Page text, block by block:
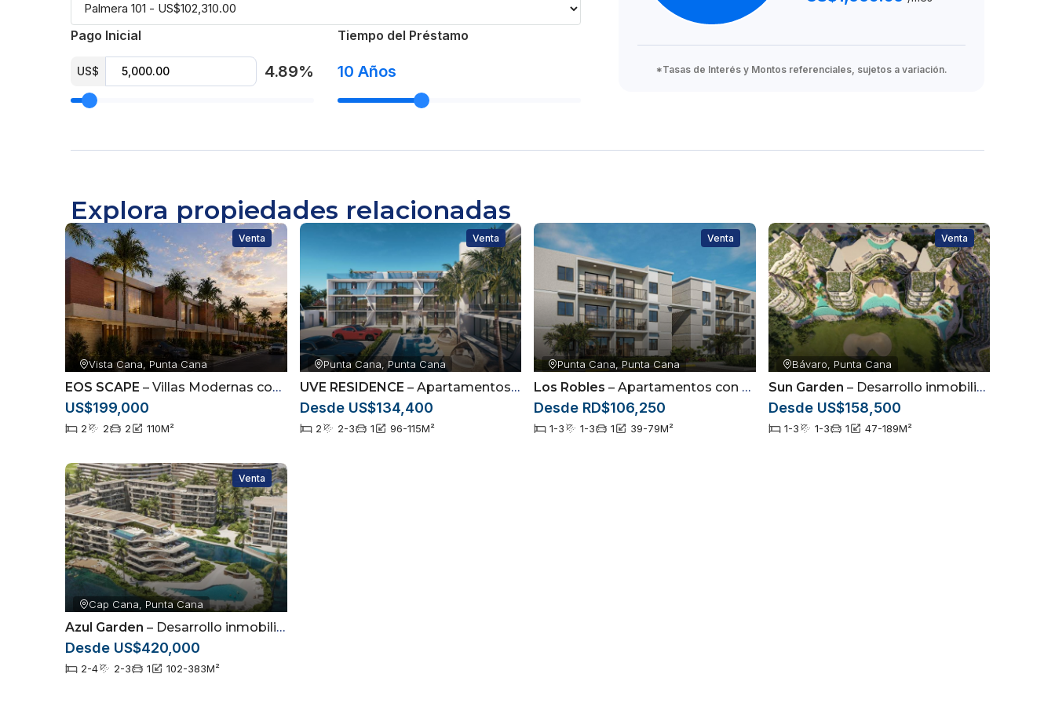
Pago Inicial
US$ 4.89%
Tiempo del Préstamo
10 Años *Tasas de Interés y Montos referenciales, sujetos a variación.
Explora propiedades relacionadas
Venta
Vista Cana, Punta Cana
EOS SCAPE – Villas Modernas con Patio Privado y Smart Home en Vistacana
US$199,000
2 2 2 110M²
Venta
Punta Cana, Punta Cana
UVE RESIDENCE – Apartamentos Resort Style en Punta Cana desde US$134,400 | Alta Rentabilidad
Desde US$134,400
2 2-3 1 96-115M²
Venta
Punta Cana, Punta Cana
Los Robles – Apartamentos con bono primera vivienda ubicados en el sector de Arena Gorda, Punta Cana
Desde RD$106,250
1-3 1-3 1 39-79M²
Venta
Bávaro, Punta Cana
Sun Garden – Desarrollo inmobiliario de lujo ubicado en Cabeza de Toro, Punta Cana
Desde US$158,500
1-3 1-3 1 47-189M²
Venta
Cap Cana, Punta Cana
Azul Garden – Desarrollo inmobiliario moderno ubicado en Cap Cana, Punta Cana
Desde US$420,000
2-4 2-3 1 102-383M²